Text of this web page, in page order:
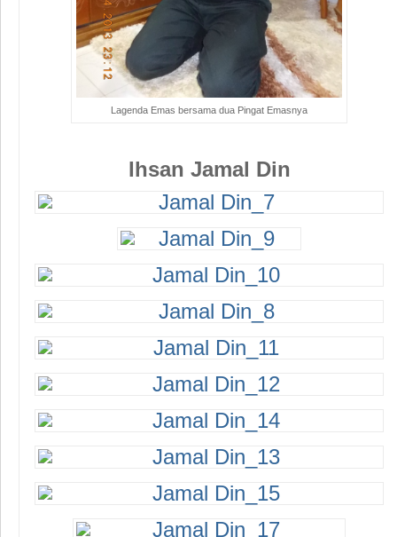
Lagenda Emas bersama dua Pingat Emasnya
Ihsan Jamal Din